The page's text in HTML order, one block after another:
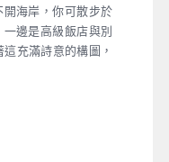
海岸，你可散步於
邊是高級飯店與別
充滿詩意的構圖，